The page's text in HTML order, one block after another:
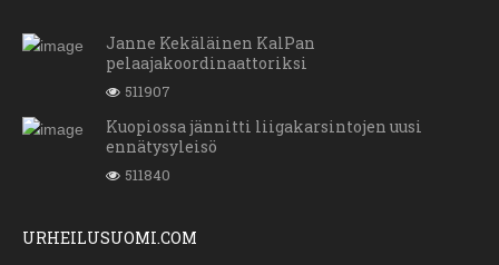
Janne Kekäläinen KalPan
pelaajakoordinaattoriksi
511907
Kuopiossa jännitti liigakarsintojen uusi
ennätysyleisö
511840
URHEILUSUOMI.COM